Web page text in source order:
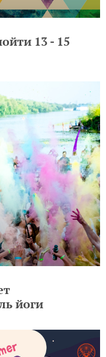
13 - 15
йоги